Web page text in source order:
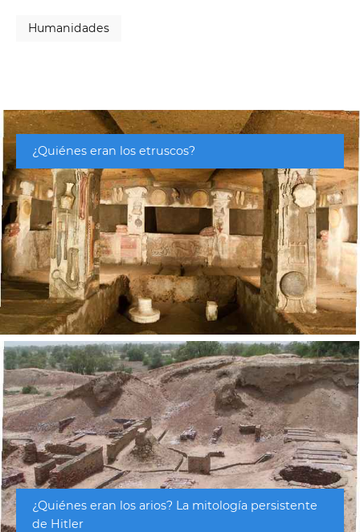
Humanidades
¿Quiénes eran los etruscos?
¿Quiénes eran los arios? La mitología persistente
de Hitler